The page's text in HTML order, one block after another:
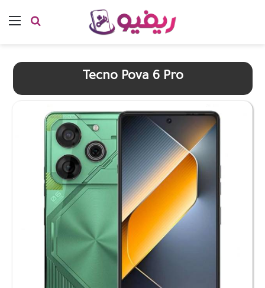
بحث
Tecno Pova 6 Pro